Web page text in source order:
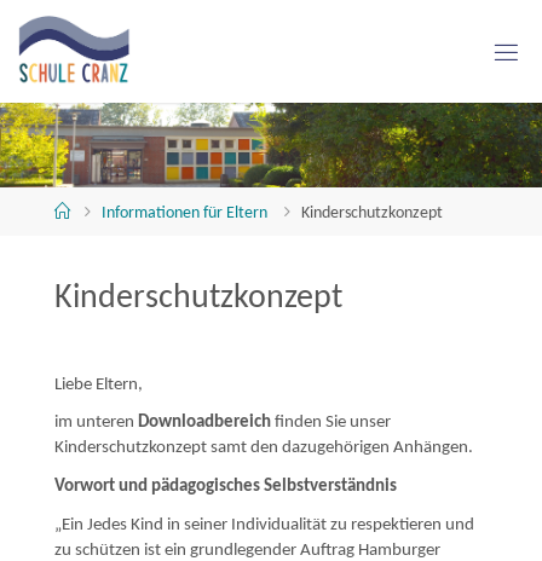
content
H
U
LE
C
RA
HomeInformationen für Eltern Kinderschutzkonzept
Kinderschutzkonzept
Liebe Eltern,
im unteren Downloadbereichfinden Sie unser
Kinderschutzkonzept samt den dazugehörigen Anhängen.
Vorwort und pädagogisches Selbstverständnis
„Ein Jedes Kind in seiner Individualität zu respektieren und
zu schützen ist ein grundlegender Auftrag Hamburger